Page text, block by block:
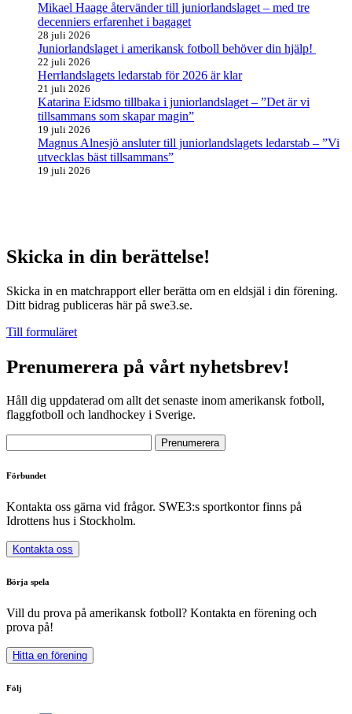
Mikael Haage återvänder till juniorlandslaget – med tre
decenniers erfarenhet i bagaget
28 juli 2026
Juniorlandslaget i amerikansk fotboll behöver din hjälp!
22 juli 2026
Herrlandslagets ledarstab för 2026 är klar
21 juli 2026
Katarina Eidsmo tillbaka i juniorlandslaget – ”Det är vi
tillsammans som skapar magin”
19 juli 2026
Magnus Alnesjö ansluter till juniorlandslagets ledarstab – ”Vi
utvecklas bäst tillsammans”
19 juli 2026
Skicka in din berättelse!
Skicka in en matchrapport eller berätta om en eldsjäl i din förening.
Ditt bidrag publiceras här på swe3.se.
Till formuläret
Prenumerera på vårt nyhetsbrev!
Håll dig uppdaterad om allt det senaste inom amerikansk fotboll,
flaggfotboll och landhockey i Sverige.
Förbundet
Kontakta oss gärna vid frågor. SWE3:s sportkontor finns på
Idrottens hus i Stockholm.
Kontakta oss
Börja spela
Vill du prova på amerikansk fotboll? Kontakta en förening och
prova på!
Hitta en förening
Följ